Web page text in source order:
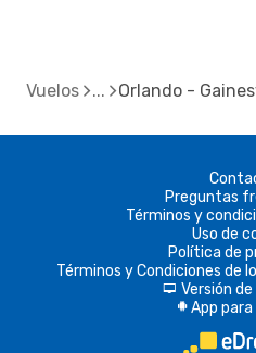
Vuelos Orlando -
Preguntas
Términos y
Uso de
Política de
Términos y Condiciones de
d Versión
A App para